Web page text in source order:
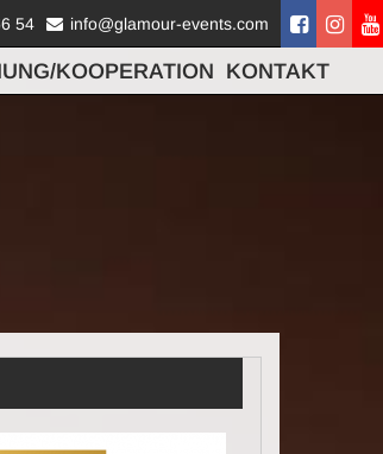
54 info@glamour-events.com
KOOPERATION KONTAKT